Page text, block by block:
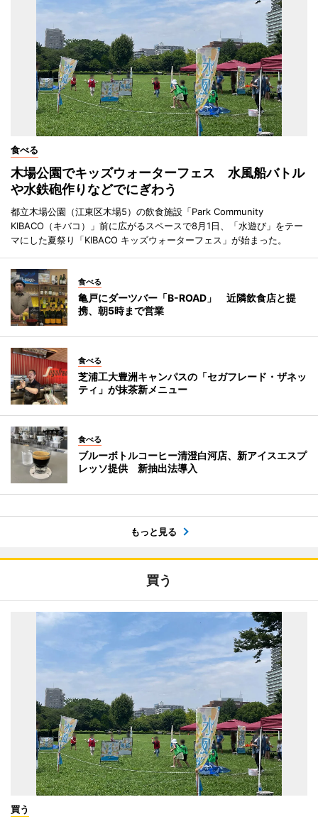
食べる
木場公園でキッズウォーターフェス 水風船バトル
や水鉄砲作りなどでにぎわう
都立木場公園（江東区木場5）の飲食施設「Park Community
KIBACO（キバコ）」前に広がるスペースで8月1日、「水遊び」をテー
マにした夏祭り「KIBACO キッズウォーターフェス」が始まった。
食べる
亀戸にダーツバー「B-ROAD」 近隣飲食店と提
携、朝5時まで営業
食べる
芝浦工大豊洲キャンパスの「セガフレード・ザネッ
ティ」が抹茶新メニュー
食べる
ブルーボトルコーヒー清澄白河店、新アイスエスプ
レッソ提供 新抽出法導入
もっと見る
買う
買う